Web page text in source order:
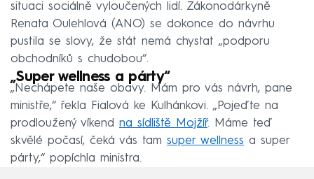
situaci sociálně vyloučených lidí. Zákonodárkyně
Renata Oulehlová (ANO) se dokonce do návrhu
pustila se slovy, že stát nemá chystat „podporu
obchodníků s chudobou“.
„Super wellness a párty“
„Nechápete naše obavy. Mám pro vás návrh, pane
ministře,“ řekla Fialová ke Kulhánkovi. „Pojeďte na
prodloužený víkend na sídliště Mojžíř. Máme teď
skvělé počasí, čeká vás tam super wellness a super
párty,“ popíchla ministra.